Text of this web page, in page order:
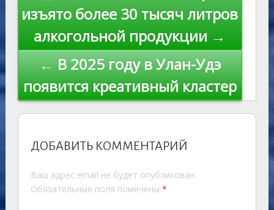
записям
изъято более 30 тысяч литров
алкогольной продукции →
← В 2025 году в Улан-Удэ
появится креативный кластер
ДОБАВИТЬ КОММЕНТАРИЙ
Ваш адрес email не будет опубликован.
Обязательные поля помечены *